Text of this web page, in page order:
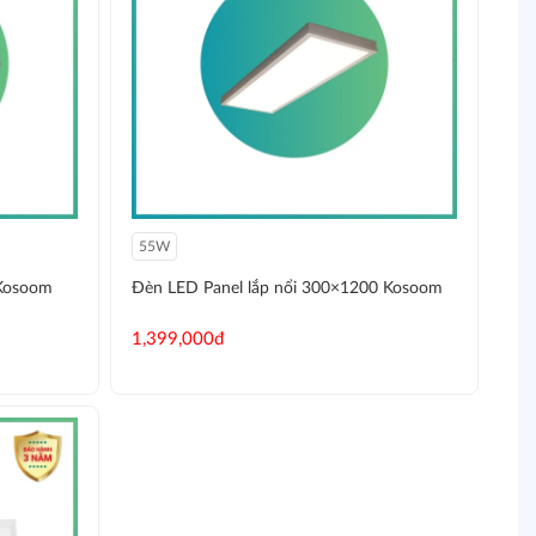
55W
Đèn LED Panel lắp nổi 300×1200 Kosoom
1,399,000đ